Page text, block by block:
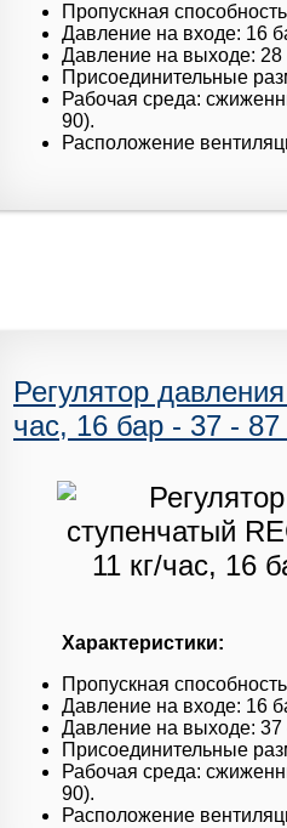
Пропускная
Давление на входе: 16
Давление на выходе: 28
Присоединительные
Рабочая среда:
90).
Расположение
Регулятор
час, 16 бар - 37 -
Характеристики:
Пропускная
Давление на входе: 16
Давление на выходе: 37
Присоединительные
Рабочая среда:
90).
Расположение